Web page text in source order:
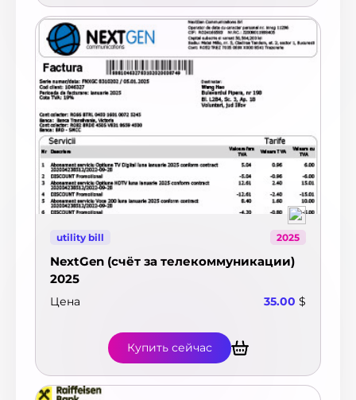
Швейцария 52
Швеция
Шри-Ланка 1
Эквадор
Эстония
ЮАР
Ямайка
Япония 2
utility bill 2025
NextGen (счёт за телекоммуникации)
2025
Цена 35.00 $
Купить сейчас